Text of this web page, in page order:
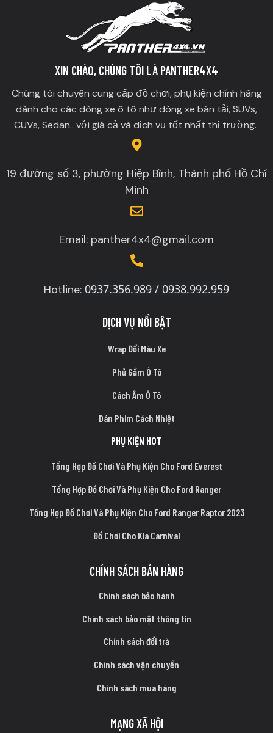
XIN CHÀO, CHÚNG TÔI LÀ PANTHER4X4
Chúng tôi chuyên cung cấp đồ chơi, phụ kiện chính hãng
dành cho các dòng xe ô tô như dòng xe bán tải, SUVs,
CUVs, Sedan.. với giá cả và dịch vụ tốt nhất thị trường.
19 đường số 3, phường Hiệp Bình, Thành phố Hồ Chí
Minh
Email: panther4x4@gmail.com
Hotline: 0937.356.989 / 0938.992.959
DỊCH VỤ NỔI BẬT
Wrap Đổi Màu Xe
Phủ Gầm Ô Tô
Cách Âm Ô Tô
Dán Phim Cách Nhiệt
PHỤ KIỆN HOT
Tổng Hợp Đồ Chơi Và Phụ Kiện Cho Ford Everest
Tổng Hợp Đồ Chơi Và Phụ Kiện Cho Ford Ranger
Tổng Hợp Đồ Chơi Và Phụ Kiện Cho Ford Ranger Raptor 2023
Đồ Chơi Cho Kia Carnival
CHÍNH SÁCH BÁN HÀNG
Chính sách bảo hành
Chính sách bảo mật thông tin
Chính sách đổi trả
Chính sách vận chuyển
Chính sách mua hàng
MẠNG XÃ HỘI